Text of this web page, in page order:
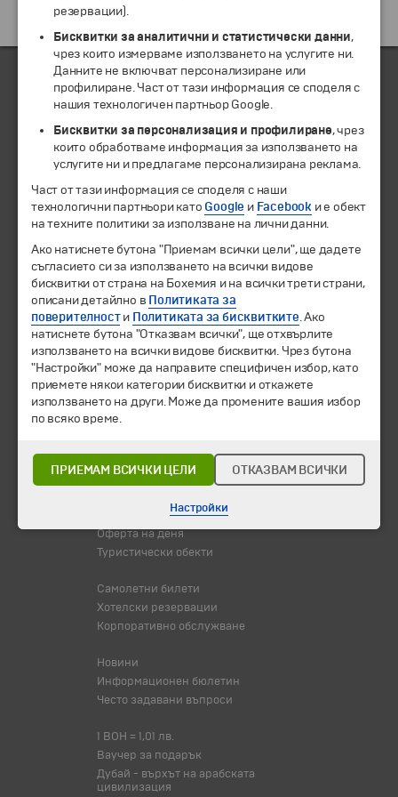
Екскурзии и почивки до Гърция »
ЧЛЕН НА
© 1994-2026 Бохемия ООД.Всички права запазени.
Екскурзии и почивки
Направления
Календар
Всички програми от А до Я
Потвърдени дати
Оферта на деня
Туристически обекти
Самолетни билети
Хотелски резервации
Корпоративно обслужване
Новини
Информационен бюлетин
Често задавани въпроси
1 BOH = 1,01 лв.
Ваучер за подарък
Дубай - върхът на арабската
цивилизация
резервации).
Бисквитки за аналитични и статистически данни,
чрез които измерваме използването на услугите ни.
Данните не включват персонализиране или
профилиране. Част от тази информация се споделя с
нашия технологичен партньор Google.
Бисквитки за персонализация и профилиране, чрез
които обработваме информация за използването на
услугите ни и предлагаме персонализирана реклама.
Част от тази информация се споделя с наши
технологични партньори като Google и Facebook и е обект
на техните политики за използване на лични данни.
Ако натиснете бутона "Приемам всички цели", ще дадете
съгласието си за използването на всички видове
бисквитки от страна на Бохемия и на всички трети страни,
описани детайлно в Политиката за
поверителности Политиката за бисквитките. Ако
натиснете бутона "Отказвам всички", ще отхвърлите
използването на всички видове бисквитки. Чрез бутона
"Настройки" може да направите специфичен избор, като
приемете някои категории бисквитки и откажете
използването на други. Може да промените вашия избор
по всяко време.
ПРИЕМАМ ВСИЧКИ ЦЕЛИ ОТКАЗВАМ ВСИЧКИ
Настройки